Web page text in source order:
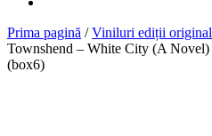
Prima pagină /Viniluri ediții
Townshend – White City (A
(box6)